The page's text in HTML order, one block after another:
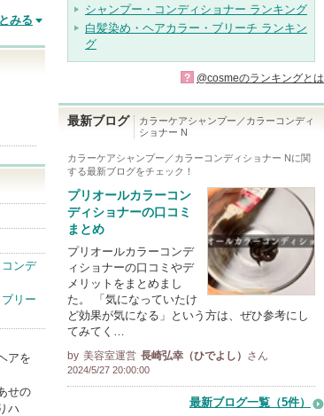
みる
ンデ
リー
アを
せの
ハ
シャンプー・コンディショナー ランキング
白髪染め・ヘアカラー・ブリーチ ランキン
グ
? @cosmeのランキングとは
最新ブログ
カラーケアシャンプー／カラーコンディ
ショナー N
カラーケアシャンプー／カラーコンディショナー Nに関
する最新ブログをチェック！
プリオールカラーコン
ディショナーの口コミ
まとめ
プリオールカラーコンデ
ィショナーの口コミやデ
メリットをまとめまし
た。 「気になっていたけ
ど効果が気になる」という方は、ぜひ参考にし
てみてく…
by 美容室運営 長崎弘幸（ひでよし） さん
2024/5/27 20:00:00
最新ブログ一覧（5件）